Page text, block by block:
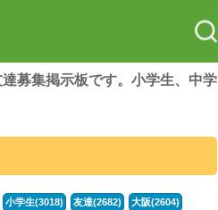
募集掲示板です。小学生、中学
小学生(3018) 友達(2682) 大阪(2604)